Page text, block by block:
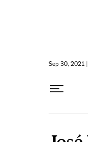
Sep 30, 2021 |